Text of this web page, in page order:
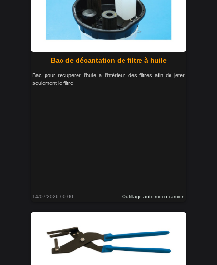
Bac de décantation de filtre à huile
Bac pour recuperer l'huile a l'intérieur des filtres afin de jeter
seulement le filtre
14/07/2026 00:00 Outillage auto moco camion